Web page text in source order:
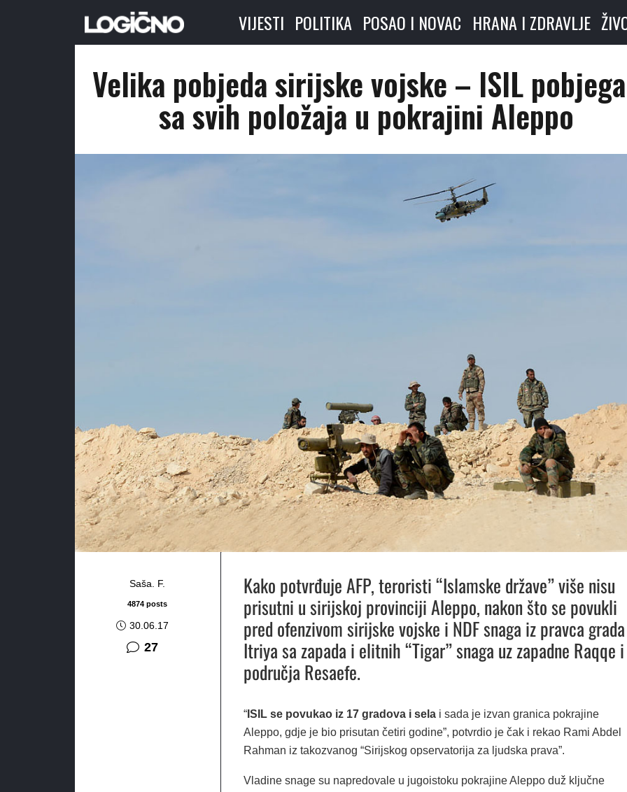
VIJESTI POLITIKA POSAO I NOVAC HRANA I ZDRAVLJE
Velika pobjeda sirijske vojske – ISIL
sa svih položaja u pokrajini Aleppo
Saša. F.
4874 posts
30.06.17
27komentara
Kako potvrđuje AFP, teroristi “Islamske države” više nisu
prisutni u sirijskoj provinciji Aleppo, nakon što se povukli
pred ofenzivom sirijske vojske i NDF snaga iz pravca grada
Itriya sa zapada i elitnih “Tigar” snaga uz zapadne Raqqe i
područja Resaefe.
“ISIL se povukao iz 17 gradova i selai sada je izvan granica pokrajine
Aleppo, gdje je bio prisutan četiri godine”, potvrdio je čak i rekao Rami Abdel
Rahman iz takozvanog “Sirijskog opservatorija za ljudska prava”.
Vladine snage su napredovale u jugoistoku pokrajine Aleppo duž ključne